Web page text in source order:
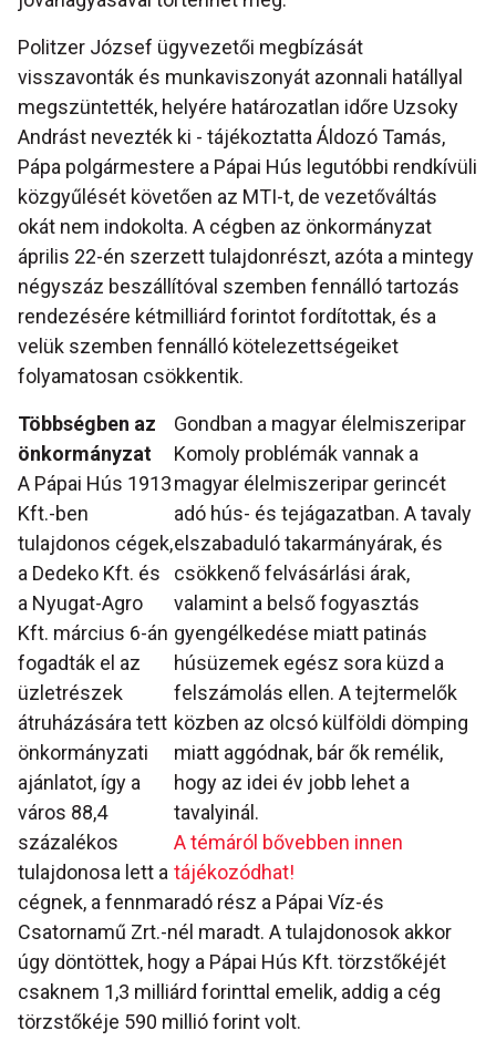
Politzer József ügyvezetői megbízását
visszavonták és munkaviszonyát azonnali hatállyal
megszüntették, helyére határozatlan időre Uzsoky
Andrást nevezték ki - tájékoztatta Áldozó Tamás,
Pápa polgármestere a Pápai Hús legutóbbi rendkívüli
közgyűlését követően az MTI-t, de vezetőváltás
okát nem indokolta. A cégben az önkormányzat
április 22-én szerzett tulajdonrészt, azóta a mintegy
négyszáz beszállítóval szemben fennálló tartozás
rendezésére kétmilliárd forintot fordítottak, és a
velük szemben fennálló kötelezettségeiket
folyamatosan csökkentik.
Gondban a magyar élelmiszeripar
Komoly problémák vannak a
magyar élelmiszeripar gerincét
adó hús- és tejágazatban. A tavaly
elszabaduló takarmányárak, és
csökkenő felvásárlási árak,
valamint a belső fogyasztás
gyengélkedése miatt patinás
húsüzemek egész sora küzd a
felszámolás ellen. A tejtermelők
közben az olcsó külföldi dömping
miatt aggódnak, bár ők remélik,
hogy az idei év jobb lehet a
tavalyinál.
A témáról bővebben innen
tájékozódhat!
Többségben az
önkormányzat
A Pápai Hús 1913
Kft.-ben
tulajdonos cégek,
a Dedeko Kft. és
a Nyugat-Agro
Kft. március 6-án
fogadták el az
üzletrészek
átruházására tett
önkormányzati
ajánlatot, így a
város 88,4
százalékos
tulajdonosa lett a
cégnek, a fennmaradó rész a Pápai Víz-és
Csatornamű Zrt.-nél maradt. A tulajdonosok akkor
úgy döntöttek, hogy a Pápai Hús Kft. törzstőkéjét
csaknem 1,3 milliárd forinttal emelik, addig a cég
törzstőkéje 590 millió forint volt.